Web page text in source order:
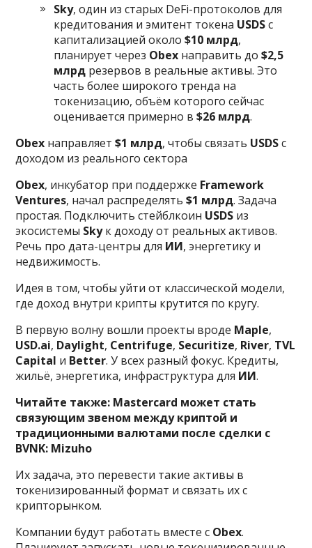
Sky, один из старых DeFi-протоколов для
кредитования и эмитент токена USDSс
капитализацией около$10 млрд,
планирует через Obex направить до$2,5
млрд резервов в реальные активы. Это
часть более широкого тренда на
токенизацию, объём которого сейчас
оценивается примерно в$26 млрд.
Obex направляет$1 млрд, чтобы связать USDSс
доходом из реального сектора
Obex, инкубатор при поддержке Framework
Ventures, начал распределять$1 млрд. Задача
простая. Подключить стейблкоин USDS из
экосистемы Skyк доходу от реальных активов.
Речь про дата-центры для ИИ, энергетику и
недвижимость.
Идея в том, чтобы уйти от классической модели,
где доход внутри крипты крутится по кругу.
В первую волну вошли проекты вроде Maple,
USD.ai, Daylight, Centrifuge, Securitize, River, TVL
Capital и Better. У всех разный фокус. Кредиты,
жильё, энергетика, инфраструктура для ИИ.
Читайте также: Mastercard может стать
связующим звеном между криптой и
традиционными валютами после сделки с
BVNK: Mizuho
Их задача, это перевести такие активы в
токенизированный формат и связать их с
крипторынком.
Компании будут работать вместе с Obex.